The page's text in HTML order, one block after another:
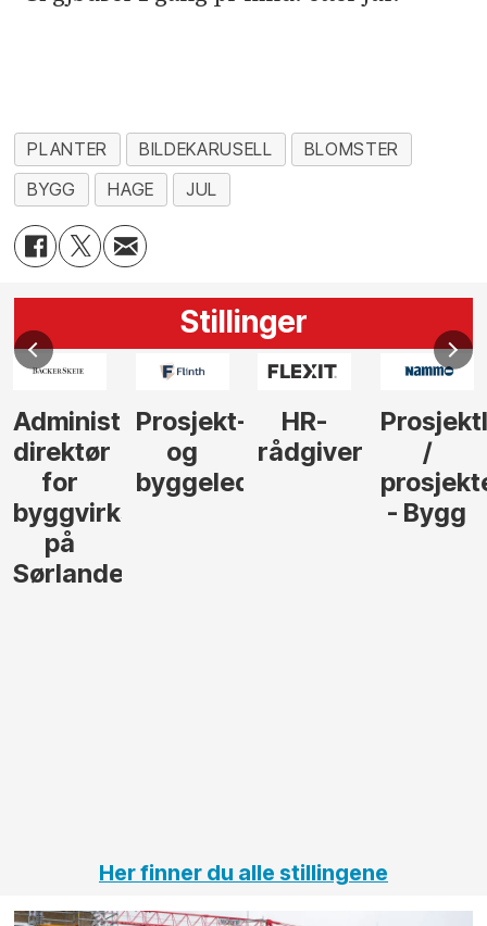
PLANTER BILDEKARUSELL
BLOMSTER
BYGG
HAGE JUL
Stillinger
Administrerende
direktør
for
byggvirksomhet
på
Sørlandet
Prosjekt-
og
byggeleder
HR-
rådgiver
/
- Bygg
Her finner du alle stillingene